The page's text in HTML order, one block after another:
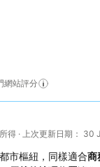
網站評分
得 · 上次更新日期： 30
市樞紐，同樣適合商